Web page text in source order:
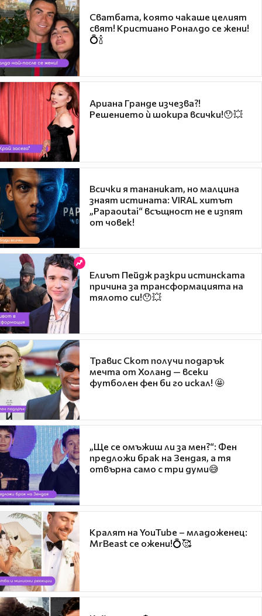
Сватбата, която чакаше целият
свят! Кристиано Роналдо се жени!
💍🍾
Ариана Гранде изчезва?!
Решението ѝ шокира всички!😯💥
Всички я тананикат, но малцина
знаят истината: VIRAL хитът
„Papaoutai“ всъщност не е изпят
от човек!
Елиът Пейдж разкри истинската
причина за трансформацията на
тялото си!😯💥
Травис Скот получи подарък
мечта от Холанд — всеки
футболен фен би го искал! 🤩
„Ще се омъжиш ли за мен?“: Фен
предложи брак на Зендая, а тя
отвърна само с три думи😅
Кралят на YouTube – младоженец:
MrBeast се ожени!💍🥰